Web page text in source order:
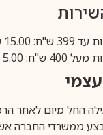
ש"ח: 15.00 ש"ח
ש"ח: 5.00 ש"ח
מיום לאחר הרכישה בשעה 12:00
ממשרדי החברה אשר